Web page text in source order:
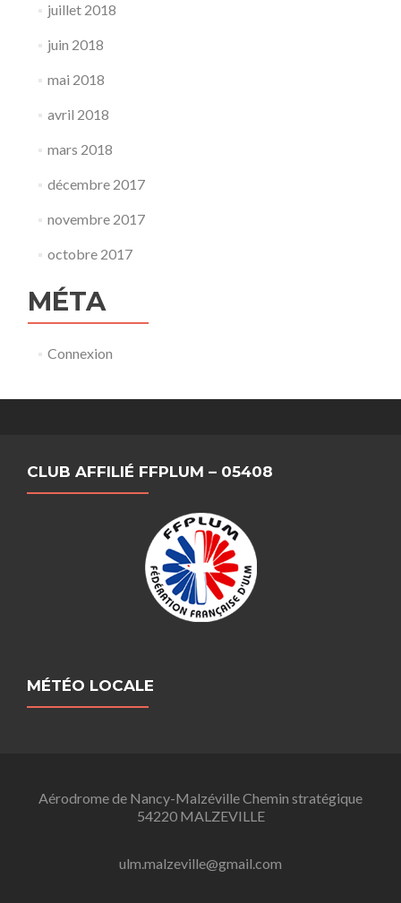
juillet 2018
juin 2018
mai 2018
avril 2018
mars 2018
décembre 2017
novembre 2017
octobre 2017
MÉTA
Connexion
CLUB AFFILIÉ FFPLUM – 05408
MÉTÉO LOCALE
Aérodrome de Nancy-Malzéville Chemin stratégique
54220 MALZEVILLE
ulm.malzeville@gmail.com